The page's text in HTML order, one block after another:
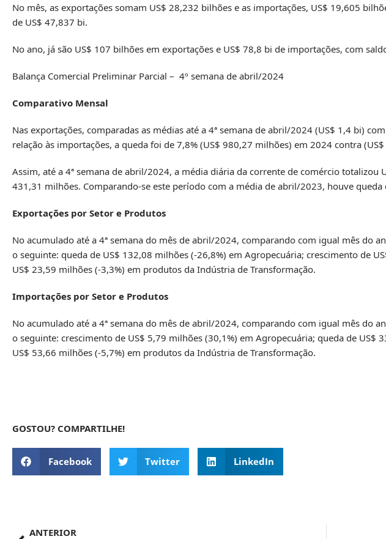
No mês, as exportações somam US$ 28,232 bilhões e as importações, US$ 19,605
de US$ 47,837 bi.
No ano, já são US$ 107 bilhões em exportações e US$ 78,8 bi de importações, com
Balança Comercial Preliminar Parcial – 4º semana de abril/2024
Comparativo Mensal
Nas exportações, comparadas as médias até a 4ª semana de abril/2024 (US$ 1,4 bi)
relação às importações, a queda foi de 7,8% (US$ 980,27 milhões) em 2024 contra
Assim, até a 4ª semana de abril/2024, a média diária da corrente de comércio
431,31 milhões. Comparando-se este período com a média de abril/2023, houve queda
Exportações por Setor e Produtos
No acumulado até a 4ª semana do mês de abril/2024, comparando com igual mês do
o seguinte: queda de US$ 132,08 milhões (-26,8%) em Agropecuária; crescimento de
US$ 23,59 milhões (-3,3%) em produtos da Indústria de Transformação.
Importações por Setor e Produtos
No acumulado até a 4ª semana do mês de abril/2024, comparando com igual mês do
o seguinte: crescimento de US$ 5,79 milhões (30,1%) em Agropecuária; queda de US$
US$ 53,66 milhões (-5,7%) em produtos da Indústria de Transformação.
GOSTOU? COMPARTILHE!
Facebook Twitter LinkedIn
ANTERIOR